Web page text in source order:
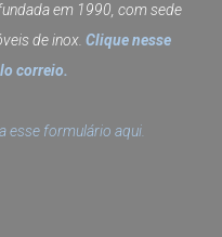
em 1990, com sede
de inox. Clique nesse
correio.
esse formulário aqui.